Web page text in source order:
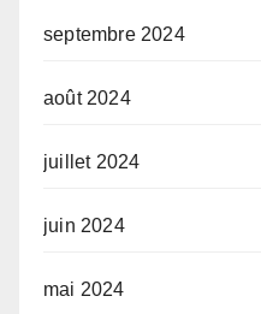
septembre 2024
août 2024
juillet 2024
juin 2024
mai 2024